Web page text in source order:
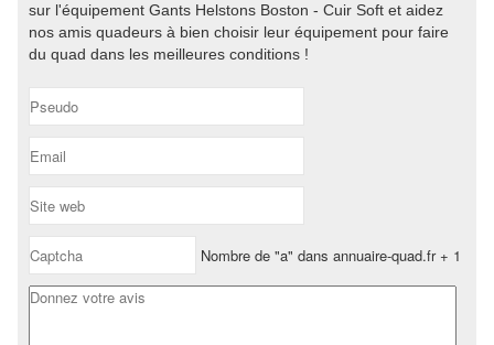
sur l'équipement Gants Helstons Boston - Cuir Soft et aidez
nos amis quadeurs à bien choisir leur équipement pour faire
du quad dans les meilleures conditions !
Nombre de "a" dans annuaire-quad.fr + 1